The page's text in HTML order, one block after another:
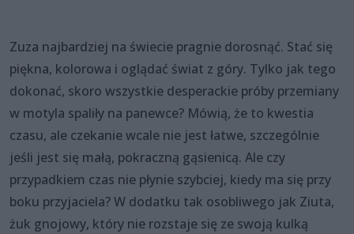
Zuza najbardziej na świecie pragnie dorosnąć. Stać się
piękna, kolorowa i oglądać świat z góry. Tylko jak tego
dokonać, skoro wszystkie desperackie próby przemiany
w motyla spaliły na panewce? Mówią, że to kwestia
czasu, ale czekanie wcale nie jest łatwe, szczególnie
jeśli jest się małą, pokraczną gąsienicą. Ale czy
przypadkiem czas nie płynie szybciej, kiedy ma się przy
boku przyjaciela? W dodatku tak osobliwego jak Ziuta,
żuk gnojowy, który nie rozstaje się ze swoją kulką